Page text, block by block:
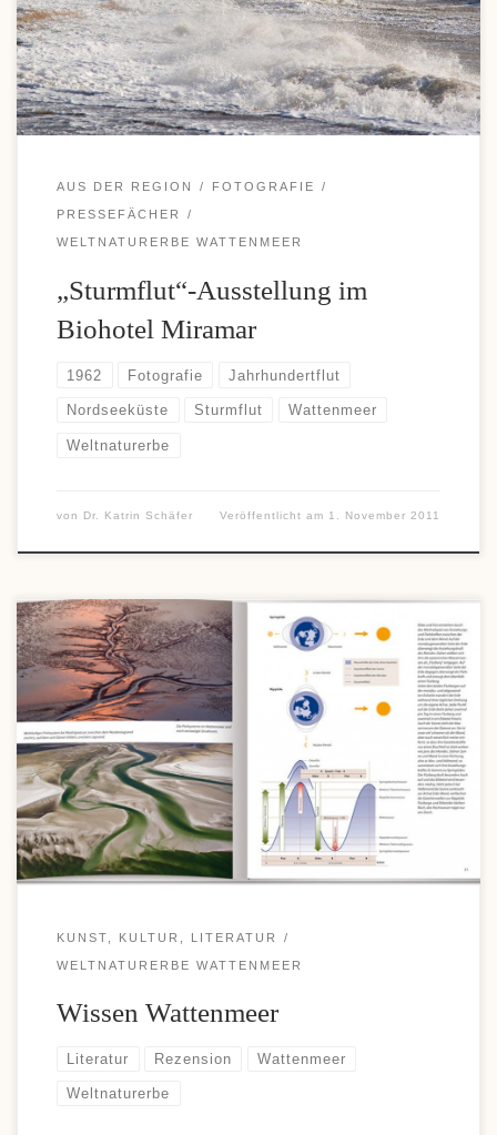
Einzahlungen und komfortable Auszahlungen, weshalb diese
Zahlungsoption bei vielen Casino-Fans immer beliebter wird. Wer
sich über moderne Zahlungsmöglichkeiten und aktuelle […]
AUS DER REGION FOTOGRAFIE
PRESSEFÄCHER
WELTNATURERBE WATTENMEER
„Sturmflut“-Ausstellung im
Biohotel Miramar
1962 Fotografie Jahrhundertflut
Nordseeküste Sturmflut Wattenmeer
Weltnaturerbe
von Dr. Katrin Schäfer Veröffentlicht am 1. November 2011
Kompaktes „Wissen Wattenmeer“ verspricht das neue Sachbuch
des Autorenteams Martin Stock und Ute Wilhelmsen, die u.a.
bereits den informativen Bildband „Weltnaturerbe Wattenmeer“
und das Jugendbuch „Watt für Entdecker“ publizierten. Die
Wissenschaftsjournalistin und der Wattkenner und -fotograf legen
mit diesem Band ein intelligent konzipiertes und zugleich
kurzweiliges Buch vor. Lehrreich, aber […]
KUNST, KULTUR, LITERATUR
WELTNATURERBE WATTENMEER
Wissen Wattenmeer
Literatur Rezension Wattenmeer
Weltnaturerbe